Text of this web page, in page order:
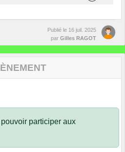
Publié le 16 juil. 2025
par Gilles RAGOT
participer aux